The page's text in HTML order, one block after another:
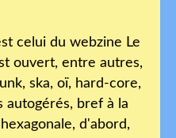
celui du webzine Le
ouvert, entre autres,
ska, oï, hard-core,
autogérés, bref à la
d'abord,